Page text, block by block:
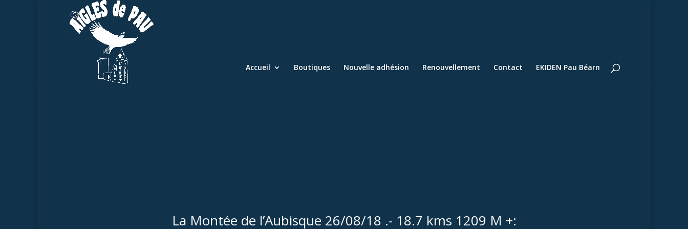
Accueil Boutiques Nouvelle adhésion Renouvellement Contact EKIDEN Pau Béarn
La Montée de l’Aubisque 26/08/18 .- 18.7 kms 1209 M +: